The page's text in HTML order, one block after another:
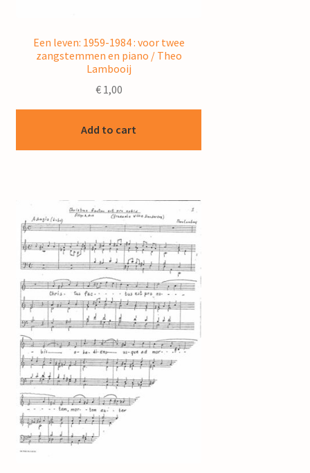
Een leven: 1959-1984 : voor twee
zangstemmen en piano / Theo
Lambooij
€1,00
Add to cart